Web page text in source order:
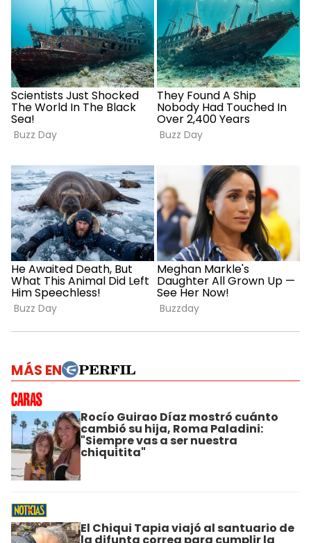
MÁS EN
Rocío Guirao Díaz mostró cuánto
cambió su hija, Roma Paladini:
"Siempre vas a ser nuestra
chiquitita"
El Chiqui Tapia viajó al santuario de
la difunta correa para cumplir la